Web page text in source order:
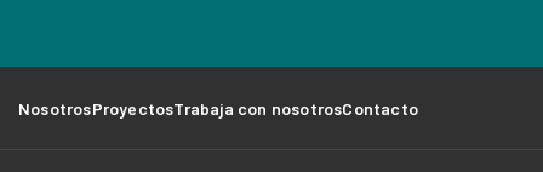
NosotrosProyectosTrabaja con nosotrosContacto